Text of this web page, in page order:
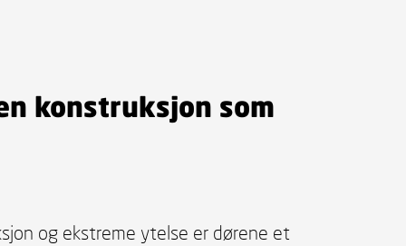
konstruksjon som
og ekstreme ytelse er dørene et